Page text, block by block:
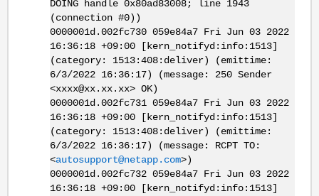
DOING handle 0x80ad83008; line 1943
(connection #0))
0000001d.002fc730 059e84a7 Fri Jun 03 2022
16:36:18 +09:00 [kern_notifyd:info:1513]
(category: 1513:408:deliver) (emittime:
6/3/2022 16:36:17) (message: 250 Sender
<xxxx@xx.xx.xx> OK)
0000001d.002fc731 059e84a7 Fri Jun 03 2022
16:36:18 +09:00 [kern_notifyd:info:1513]
(category: 1513:408:deliver) (emittime:
6/3/2022 16:36:17) (message: RCPT TO:
<autosupport@netapp.com>)
0000001d.002fc732 059e84a7 Fri Jun 03 2022
16:36:18 +09:00 [kern_notifyd:info:1513]